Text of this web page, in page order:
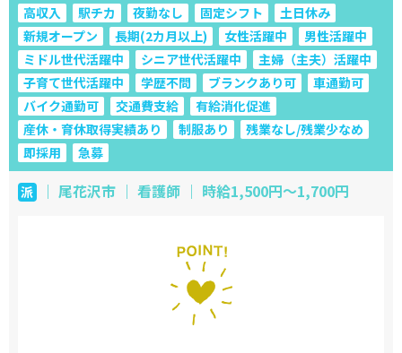
高収入 駅チカ 夜勤なし 固定シフト
土日休み
新規オープン
長期(2カ月以上) 女性活躍中
男性活躍中
ミドル世代活躍中
シニア世代活躍中
主婦（主夫）活躍中
子育て世代活躍中
学歴不問 ブランクあり可
車通勤可
バイク通勤可
交通費支給
有給消化促進
産休・育休取得実績あり
制服あり
残業なし/残業少なめ
即採用
急募
派｜ 尾花沢市 ｜ 看護師 ｜ 時給1,500円～1,700円